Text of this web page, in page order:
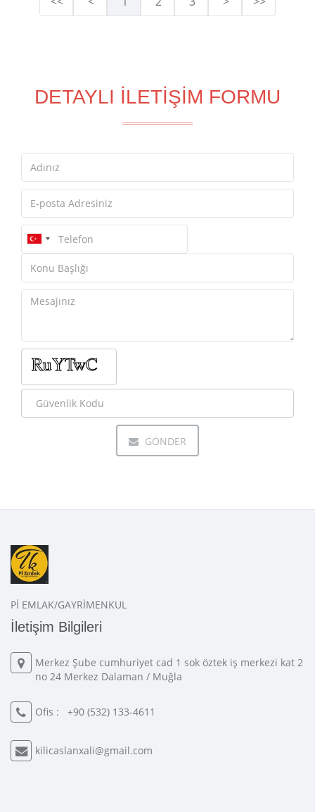
DETAYLI İLETİŞİM FORMU
GÖNDER
Pİ EMLAK/GAYRİMENKUL
İletişim Bilgileri
Merkez Şube cumhuriyet cad 1 sok öztek iş merkezi kat 2
no 24 Merkez Dalaman / Muğla
Ofis : +90 (532) 133-4611
kilicaslanxali@gmail.com